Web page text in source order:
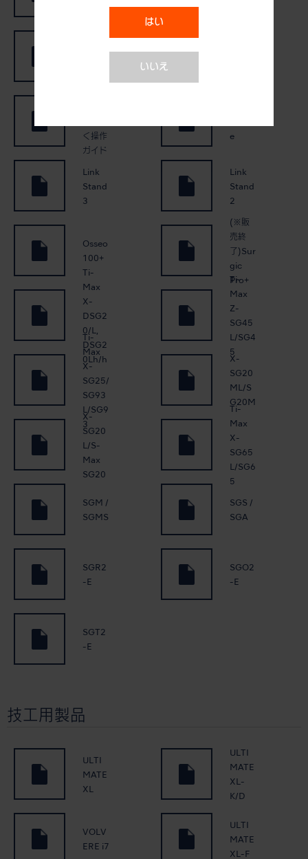
はい
いいえ
く操作
ガイド
e
Link
Stand
3
Link
Stand
2
Osseo
100+
(※販
売終
了)Sur
gic
Pro+
Ti-
Max
X-
DSG2
0/L,
DSG2
0Lh/h
Ti-
Max
Z-
SG45
L/SG4
5
Ti-
Max
X-
SG25/
SG93
L/SG9
3
X-
SG20
ML/S
G20M
X-
SG20
L/S-
Max
SG20
Ti-
Max
X-
SG65
L/SG6
5
SGM /
SGMS
SGS /
SGA
SGR2
-E
SGO2
-E
SGT2
-E
技工用製品
ULTI
MATE
XL
ULTI
MATE
XL-
K/D
VOLV
ERE i7
ULTI
MATE
XL-F